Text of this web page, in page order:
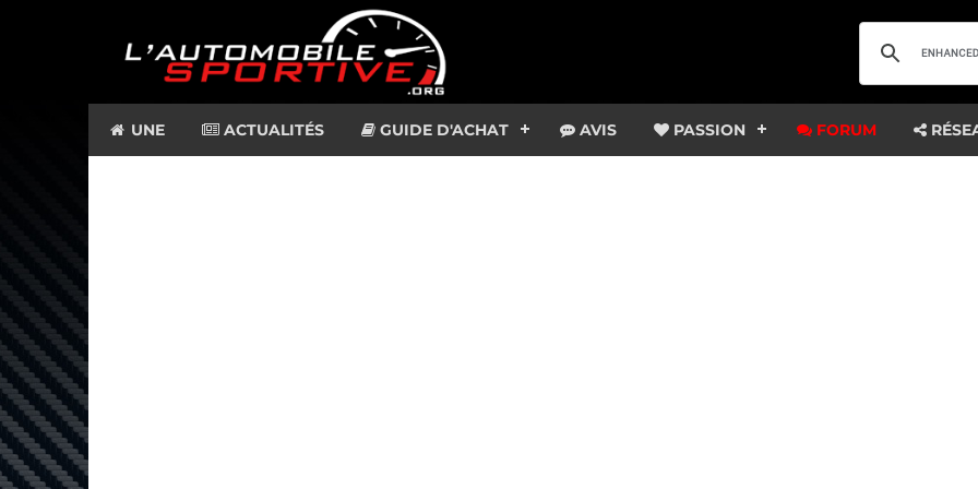
UNE ACTUALITÉS GUIDE D'ACHAT AVIS PASSION FORUM